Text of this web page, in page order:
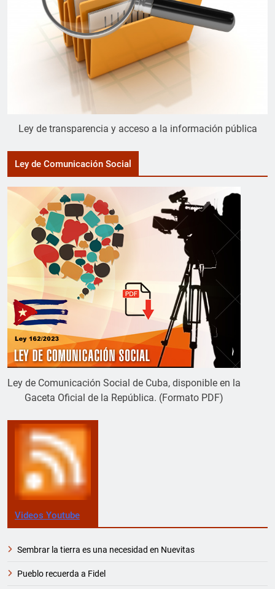
Ley de transparencia y acceso a la información pública
Ley de Comunicación Social
Ley de Comunicación Social de Cuba, disponible en la
Gaceta Oficial de la República. (Formato PDF)
Videos Youtube
Sembrar la tierra es una necesidad en Nuevitas
Pueblo recuerda a Fidel